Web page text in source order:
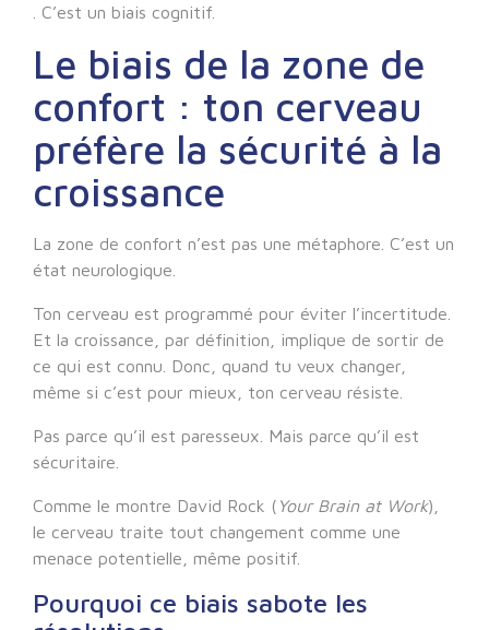
. C’est un biais cognitif.
Le biais de la zone de
confort : ton cerveau
préfère la sécurité à la
croissance
La zone de confort n’est pas une métaphore. C’est un
état neurologique.
Ton cerveau est programmé pour éviter l’incertitude.
Et la croissance, par définition, implique de sortir de
ce qui est connu. Donc, quand tu veux changer,
même si c’est pour mieux, ton cerveau résiste.
Pas parce qu’il est paresseux. Mais parce qu’il est
sécuritaire.
Comme le montre David Rock ( Your Brain at Work),
le cerveau traite tout changement comme une
menace potentielle, même positif.
Pourquoi ce biais sabote les